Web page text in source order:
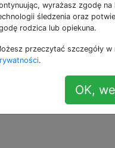
się, gdzie mój
Ruby po pełne
wyrażasz zgodę
śledzenia oraz
rodzica lub opiekuna.
przeczytać szczegóły w
.
OK,